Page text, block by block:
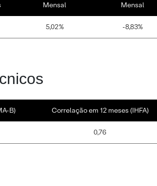
Mensal
Mensal
5,02% -8,83%
B) Correlação em 12 meses (IHFA)
0,76